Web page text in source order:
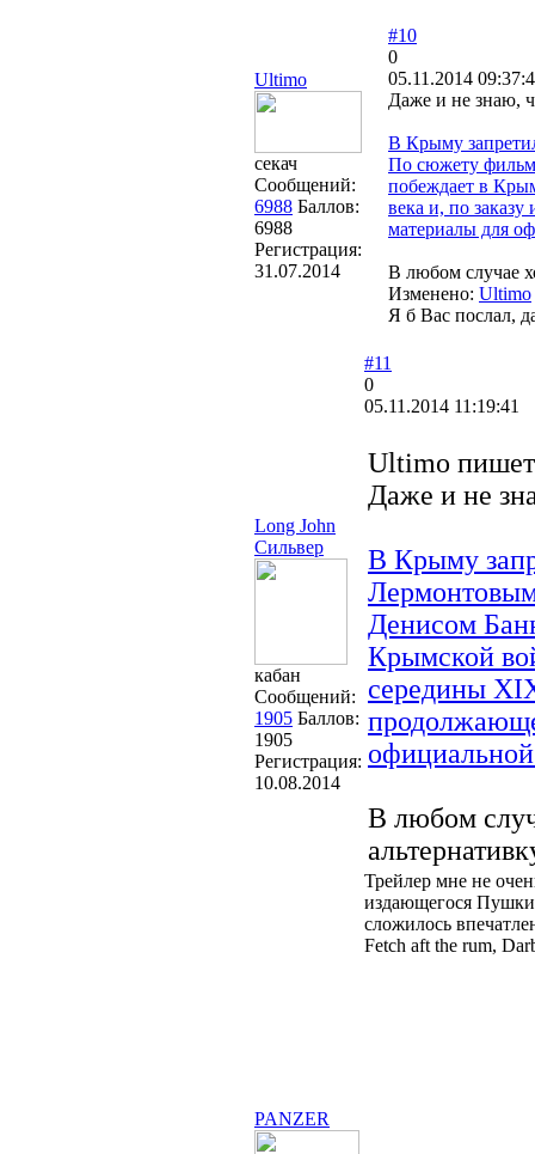
Ultimo
секач
Сообщений:
6988 Баллов:
6988
Регистрация:
31.07.2014
#10
0
05.11.2014
Даже и не знаю,
В Крыму
По сюжету
побеждает в
века и, по
материалы для
В любом случае
Изменено: Ultimo
Я б Вас послал,
Long John
Сильвер
кабан
Сообщений:
1905 Баллов:
1905
Регистрация:
10.08.2014
#11
0
05.11.2014 11:19:41
Ultimo
Даже и не
В Крыму
Денисом
Крымской
середины
В любом
Трейлер мне не
издающегося
сложилось
Fetch aft the rum,
PANZER